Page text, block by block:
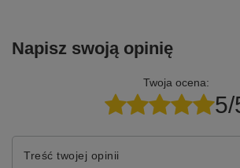
Napisz swoją opinię
Twoja ocena:
5/
Treść twojej opinii